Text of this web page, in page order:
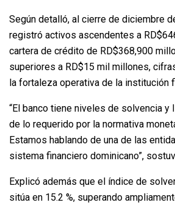
Según detalló, al cierre de diciembre
registró activos ascendentes a
cartera de crédito de RD$368,900
superiores a RD$15 mil millones,
la fortaleza operativa de la institución
“El banco tiene niveles de solvencia y
de lo requerido por la normativa
Estamos hablando de una de las
sistema financiero dominicano”,
Explicó además que el índice de
sitúa en 15.2 %, superando